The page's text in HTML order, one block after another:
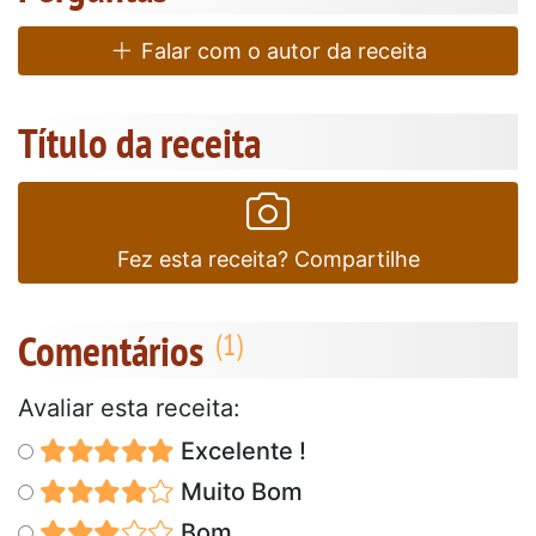
Falar com o autor da receita
Título da receita
Fez esta receita? Compartilhe
Comentários
Avaliar esta receita:
Excelente !
Muito Bom